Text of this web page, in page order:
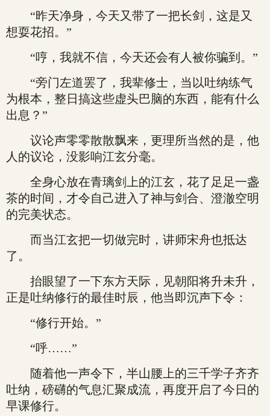
“昨天净身，今天又带了一把长剑，这是又
想耍花招。”
“哼，我就不信，今天还会有人被你骗到。”
“旁门左道罢了，我辈修士，当以吐纳练气
为根本，整日搞这些虚头巴脑的东西，能有什么
出息？”
议论声零零散散飘来，更理所当然的是，他
人的议论，没影响江玄分毫。
全身心放在青璃剑上的江玄，花了足足一盏
茶的时间，才令自己进入了神与剑合、澄澈空明
的完美状态。
而当江玄把一切做完时，讲师宋舟也抵达
了。
抬眼望了一下东方天际，见朝阳将升未升，
正是吐纳修行的最佳时辰，他当即沉声下令：
“修行开始。”
“呼……”
随着他一声令下，半山腰上的三千学子齐齐
吐纳，磅礴的气息汇聚成流，再度开启了今日的
早课修行。